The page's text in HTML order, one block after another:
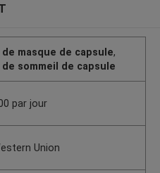
masque de capsule,
sommeil de capsule
par jour
Union